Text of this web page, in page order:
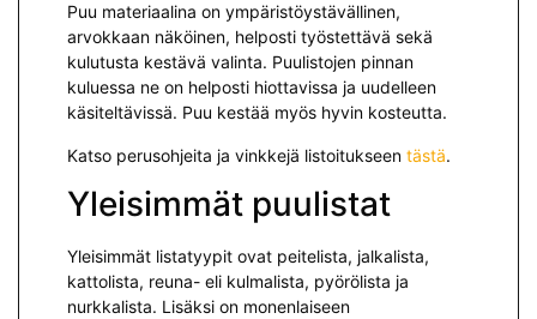
Puu materiaalina on ympäristöystävällinen,
arvokkaan näköinen, helposti työstettävä sekä
kulutusta kestävä valinta. Puulistojen pinnan
kuluessa ne on helposti hiottavissa ja uudelleen
käsiteltävissä. Puu kestää myös hyvin kosteutta.
Katso perusohjeita ja vinkkejä listoitukseen tästä.
Yleisimmät puulistat
Yleisimmät listatyypit ovat peitelista, jalkalista,
kattolista, reuna- eli kulmalista, pyörölista ja
nurkkalista. Lisäksi on monenlaiseen